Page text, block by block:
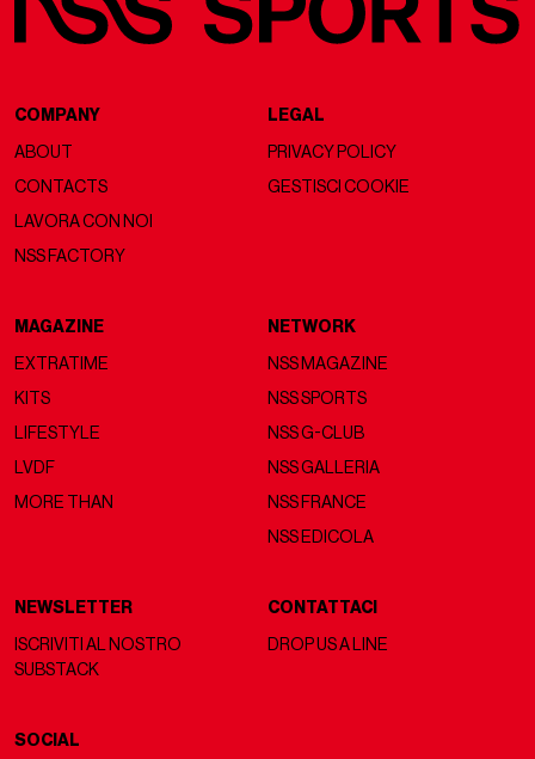
COMPANY
ABOUT
CONTACTS
LAVORA CON NOI
NSS FACTORY
LEGAL
PRIVACY POLICY
GESTISCI COOKIE
MAGAZINE
EXTRATIME
KITS
LIFESTYLE
LVDF
MORE THAN
NETWORK
NSS MAGAZINE
NSS SPORTS
NSS G-CLUB
NSS GALLERIA
NSS FRANCE
NSS EDICOLA
NEWSLETTER
ISCRIVITI AL NOSTRO
SUBSTACK
CONTATTACI
DROP US A LINE
SOCIAL